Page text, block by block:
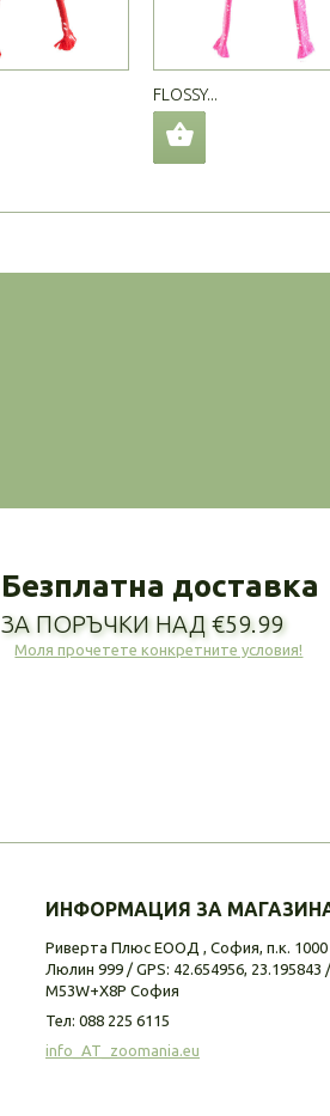
FLOSSY...
Безплатна доставка
ЗА ПОРЪЧКИ НАД €59.99
Моля прочетете конкретните условия!
ИНФОРМАЦИЯ ЗА
Риверта Плюс ЕООД , София, п.к. 1000
Люлин 999 / GPS: 42.654956, 23.195843
M53W+X8P София
Тел: 088 225 6115
info_AT_zoomania.eu